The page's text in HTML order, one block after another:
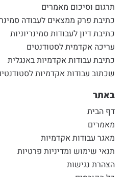
תרגום וסיכום מאמרים
כתיבת פרק ממצאים לעבודה
כתיבת דיון לעבודות סמינריוניות
עריכה אקדמית לסטודנטים
כתיבת עבודות אקדמיות באנגלית
שכתוב עבודות אקדמיות
באתר
דף הבית
מאמרים
מאגר עבודות אקדמיות
תנאי שימוש ומדיניות פרטיות
הצהרת נגישות